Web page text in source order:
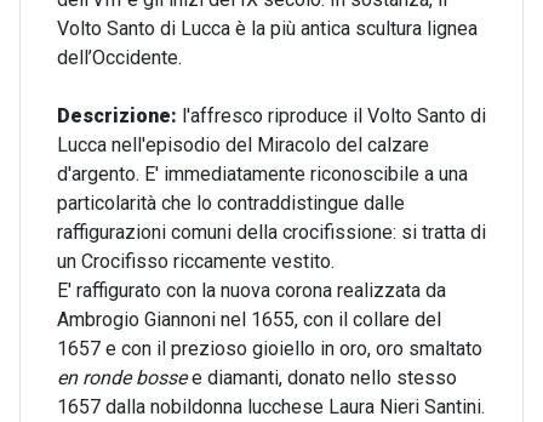
Volto Santo di Lucca è la più antica scultura lignea
dell’Occidente.
Descrizione: l'affresco riproduce il Volto Santo di
Lucca nell'episodio del Miracolo del calzare
d'argento. E' immediatamente riconoscibile a una
particolarità che lo contraddistingue dalle
raffigurazioni comuni della crocifissione: si tratta di
un Crocifisso riccamente vestito.
E' raffigurato con la nuova corona realizzata da
Ambrogio Giannoni nel 1655, con il collare del
1657 e con il prezioso gioiello in oro, oro smaltato
en ronde bossee diamanti, donato nello stesso
1657 dalla nobildonna lucchese Laura Nieri Santini.